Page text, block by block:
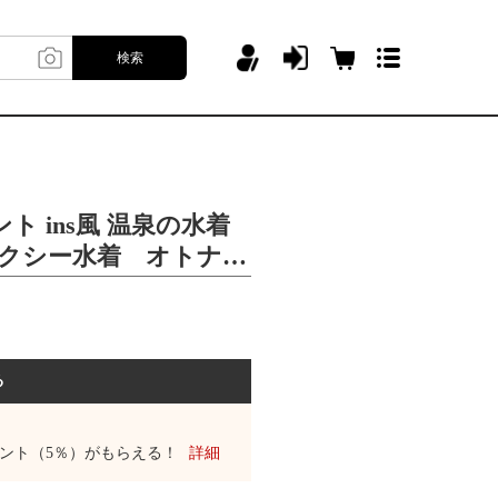
検索
ト ins風 温泉の水着
シー水着 オトナ女
ト（5％）がもらえる！ 詳細